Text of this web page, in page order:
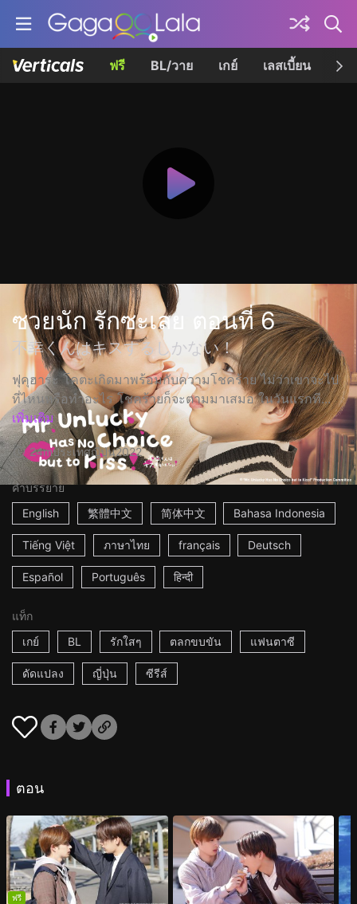
ฟรี BL/วาย เกย์ เลสเบี้ยน เค
ซวยนัก รักซะเลย ตอนที่ 6
不幸くんはキスするしかない！
ฟุคุฮาระ โคตะเกิดมาพร้อมกับความโชคร้าย ไม่ว่าเขาจะไป
ที่ไหนหรือทำอะไร โชคร้ายก็จะตามมาเสมอ ในวันแรกที...
เพิ่มเติม
24mประเทศญี่ปุ่น2022
คำบรรยาย
English
繁體中文 简体中文 Bahasa Indonesia
Tiếng Việt ภาษาไทย français Deutsch
Español Português हिन्दी
แท็ก
เกย์
BL รักใสๆ ตลกขบขัน แฟนตาซี
ดัดแปลง ญี่ปุ่น ซีรีส์
ตอน
ฟรี